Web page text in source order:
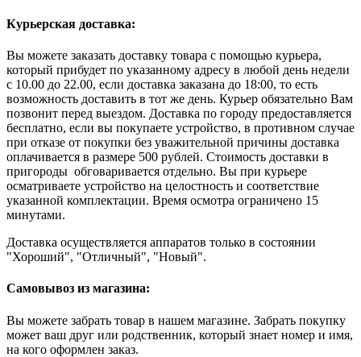
Курьерская доставка:
Вы можете заказать доставку товара с помощью курьера,
который прибудет по указанному адресу в любой день недели
с 10.00 до 22.00, если доставка заказана до 18:00, то есть
возможность доставить в тот же день. Курьер обязательно Вам
позвонит перед выездом. Доставка по городу предоставляется
бесплатно, если вы покупаете устройство, в противном случае
при отказе от покупки без уважительной причины доставка
оплачивается в размере 500 рублей. Стоимость доставки в
пригороды обговаривается отдельно. Вы при курьере
осматриваете устройство на целостность и соответствие
указанной комплектации. Время осмотра ограничено 15
минутами.
Доставка осуществляется аппаратов только в состоянии
"Хороший", "Отличный", "Новый".
Самовывоз из магазина:
Вы можете забрать товар в нашем магазине. Забрать покупку
может ваш друг или родственник, который знает номер и имя,
на кого оформлен заказ.